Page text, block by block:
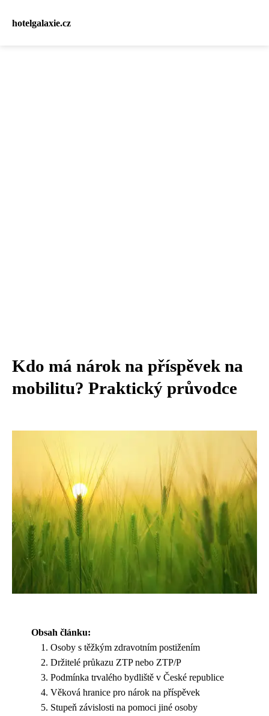
hotelgalaxie.cz
Kdo má nárok na příspěvek na
mobilitu? Praktický průvodce
Obsah článku:
Osoby s těžkým zdravotním postižením
Držitelé průkazu ZTP nebo ZTP/P
Podmínka trvalého bydliště v České republice
Věková hranice pro nárok na příspěvek
Stupeň závislosti na pomoci jiné osoby